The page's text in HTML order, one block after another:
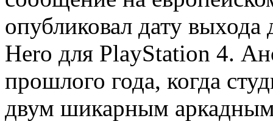
опубликовал дату
Hero для PlayStation 4.
прошлого года, когда
двум шикарным